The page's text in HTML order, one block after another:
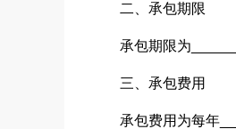
二、承包期限
承包期限为
三、承包费用
承包费用为每年